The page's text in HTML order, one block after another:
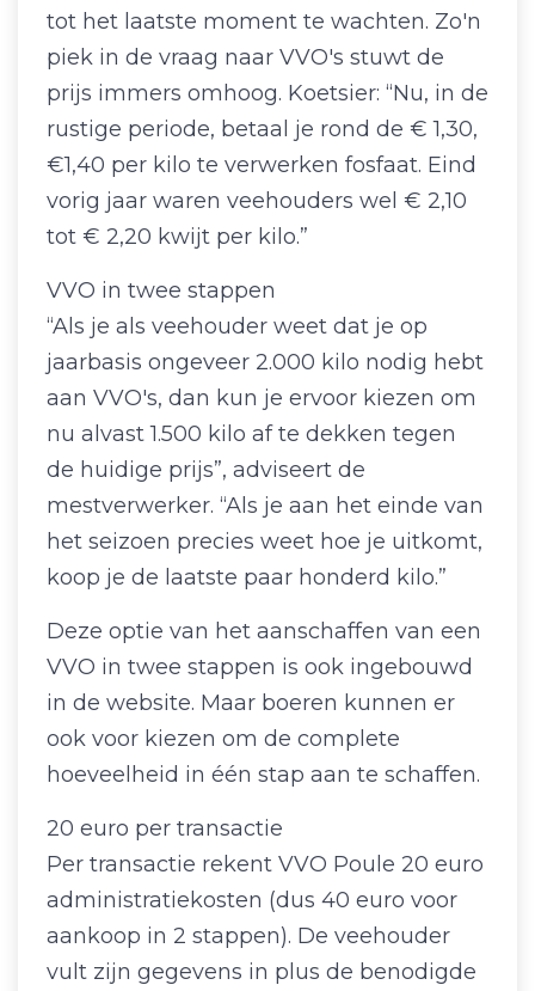
tot het laatste moment te wachten. Zo'n
piek in de vraag naar VVO's stuwt de
prijs immers omhoog. Koetsier: “Nu, in de
rustige periode, betaal je rond de € 1,30,
€1,40 per kilo te verwerken fosfaat. Eind
vorig jaar waren veehouders wel € 2,10
tot € 2,20 kwijt per kilo.”
VVO in twee stappen
“Als je als veehouder weet dat je op
jaarbasis ongeveer 2.000 kilo nodig hebt
aan VVO's, dan kun je ervoor kiezen om
nu alvast 1.500 kilo af te dekken tegen
de huidige prijs”, adviseert de
mestverwerker. “Als je aan het einde van
het seizoen precies weet hoe je uitkomt,
koop je de laatste paar honderd kilo.”
Deze optie van het aanschaffen van een
VVO in twee stappen is ook ingebouwd
in de website. Maar boeren kunnen er
ook voor kiezen om de complete
hoeveelheid in één stap aan te schaffen.
20 euro per transactie
Per transactie rekent VVO Poule 20 euro
administratiekosten (dus 40 euro voor
aankoop in 2 stappen). De veehouder
vult zijn gegevens in plus de benodigde